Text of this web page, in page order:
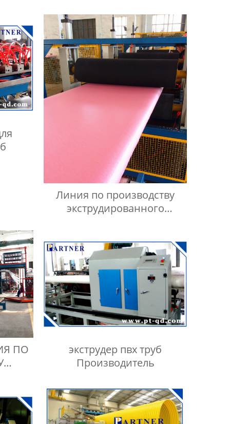
Линия по производству
экструдированного
ПО
экструдер пвх труб
Производитель